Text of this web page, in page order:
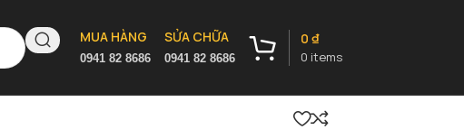
MUA HÀNG
0941 82 8686
SỬA CHỮA
0941 82 8686 0 items
0 ₫